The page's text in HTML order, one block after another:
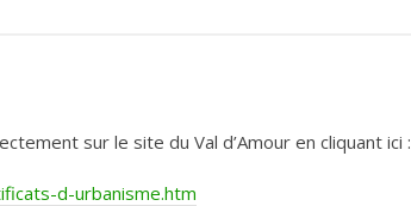
sur le site du Val d’Amour en cliquant ici :
d-urbanisme.htm